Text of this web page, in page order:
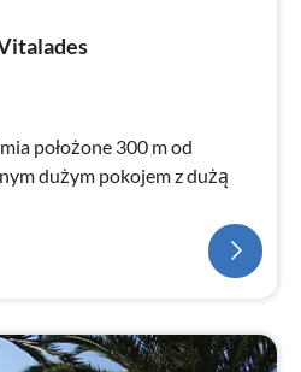
położone 300 m od
dużym pokojem z dużą